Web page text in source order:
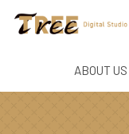
ABOUT US